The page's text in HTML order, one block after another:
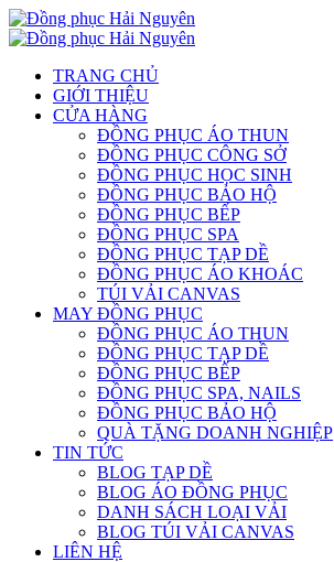
TRANG CHỦ
GIỚI THIỆU
CỬA HÀNG
ĐỒNG PHỤC ÁO THUN
ĐỒNG PHỤC CÔNG SỞ
ĐỒNG PHỤC HỌC SINH
ĐỒNG PHỤC BẢO HỘ
ĐỒNG PHỤC BẾP
ĐỒNG PHỤC SPA
ĐỒNG PHỤC TẠP DỀ
ĐỒNG PHỤC ÁO KHOÁC
TÚI VẢI CANVAS
MAY ĐỒNG PHỤC
ĐỒNG PHỤC ÁO THUN
ĐỒNG PHỤC TẠP DỀ
ĐỒNG PHỤC BẾP
ĐỒNG PHỤC SPA, NAILS
ĐỒNG PHỤC BẢO HỘ
QUÀ TẶNG DOANH NGHIỆP
TIN TỨC
BLOG TẠP DỀ
BLOG ÁO ĐỒNG PHỤC
DANH SÁCH LOẠI VẢI
BLOG TÚI VẢI CANVAS
LIÊN HỆ